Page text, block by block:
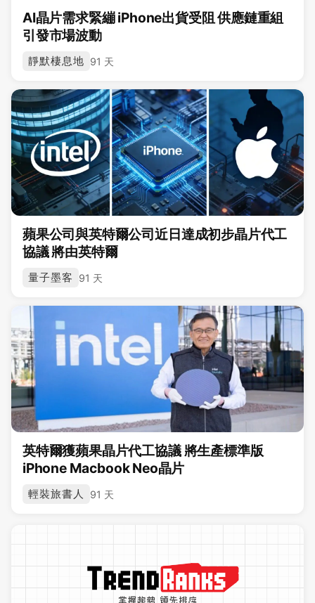
AI晶片需求緊繃 iPhone出貨受阻 供應鏈重組
引發市場波動
靜默棲息地 91 天
蘋果公司與英特爾公司近日達成初步晶片代工
協議 將由英特爾
量子墨客 91 天
英特爾獲蘋果晶片代工協議 將生產標準版
iPhone Macbook Neo晶片
輕裝旅書人 91 天